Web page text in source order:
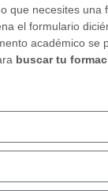
que necesites una
el formulario
académico se
buscar tu